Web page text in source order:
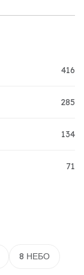
416
285
134
71
8 НЕБО